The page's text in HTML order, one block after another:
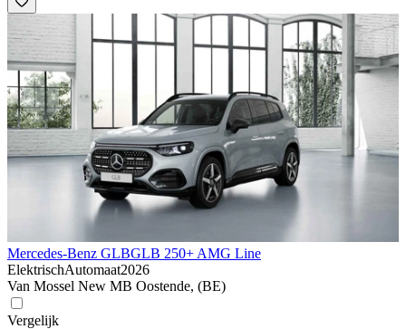
Mercedes-Benz GLBGLB 250+ AMG Line
ElektrischAutomaat2026
Van Mossel New MB Oostende, (BE)
Vergelijk